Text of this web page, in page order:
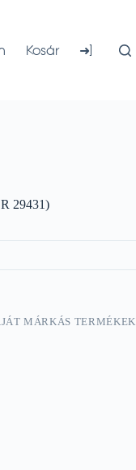
Kosár ➜]
29431)
MÁRKÁS TERMÉKEK